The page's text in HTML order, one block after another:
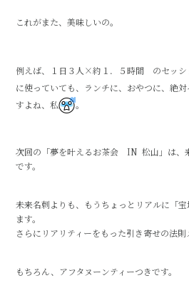
これがまた、美味しいの。
例えば、１日３人×約１．５時間 のセッシ
に使っていても、ランチに、おやつに、絶
すよね、私
。
次回の「夢を叶えるお茶会 IN 松山」は、
です。
未来名刺よりも、もうちょっとリアルに「
ます。
さらにリアリティーをもった引き寄せの法則
もちろん、アフタヌーンティーつきです。